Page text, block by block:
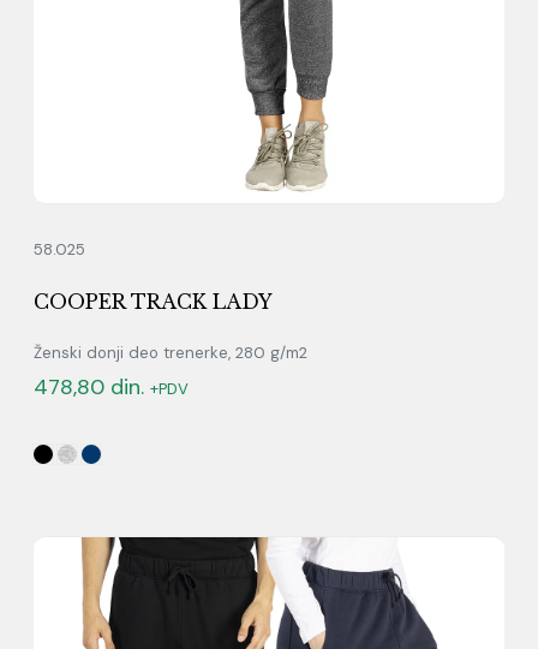
58.025
COOPER TRACK LADY
Ženski donji deo trenerke, 280 g/m2
478,80 din. +PDV